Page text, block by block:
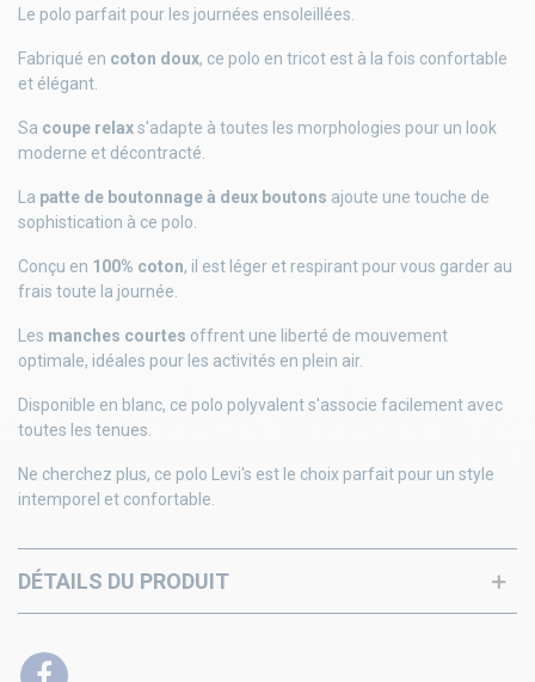
Le polo parfait pour les journées ensoleillées.
Fabriqué en coton doux, ce polo en tricot est à la fois confortable
et élégant.
Sa coupe relaxs'adapte à toutes les morphologies pour un look
moderne et décontracté.
La patte de boutonnage à deux boutons ajoute une touche de
sophistication à ce polo.
Conçu en 100% coton, il est léger et respirant pour vous garder au
frais toute la journée.
Les manches courtes offrent une liberté de mouvement
optimale, idéales pour les activités en plein air.
Disponible en blanc, ce polo polyvalent s'associe facilement avec
toutes les tenues.
Ne cherchez plus, ce polo Levi's est le choix parfait pour un style
intemporel et confortable.
DÉTAILS DU PRODUIT